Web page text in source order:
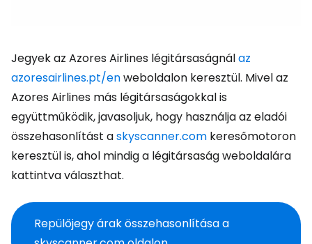
Jegyek az Azores Airlines légitársaságnálaz
azoresairlines.pt/enweboldalon keresztül. Mivel az
Azores Airlines más légitársaságokkal is
együttműködik, javasoljuk, hogy használja az eladói
összehasonlítást askyscanner.com keresőmotoron
keresztül is, ahol mindig a légitársaság weboldalára
kattintva választhat.
Repülőjegy árak összehasonlítása a